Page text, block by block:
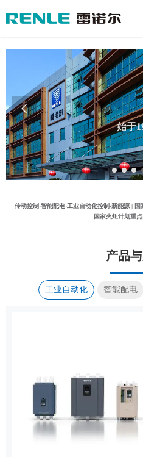
始于
“工业控制与应用

传动控制·智能配电·工业自动化控制·新能源 |
国家火炬计划重
产品
工业自动化 智能配电